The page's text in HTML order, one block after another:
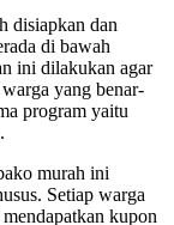
disiapkan dan
di bawah
ini dilakukan agar
yang benar-
program yaitu
murah ini
Setiap warga
kupon